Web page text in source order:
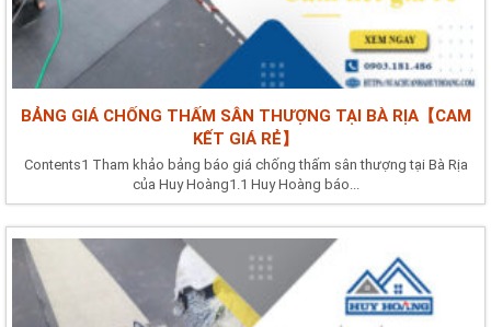
BẢNG GIÁ CHỐNG THẤM SÂN THƯỢNG TẠI BÀ RỊA【CAM
KẾT GIÁ RẺ】
Contents1 Tham khảo bảng báo giá chống thấm sân thượng tại Bà Rịa
của Huy Hoàng1.1 Huy Hoàng báo...